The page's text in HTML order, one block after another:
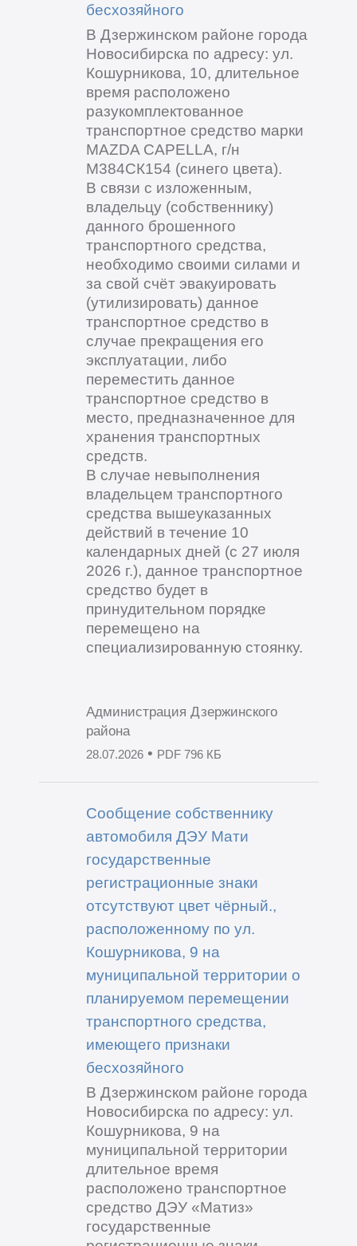
бесхозяйного
В Дзержинском районе города
Новосибирска по адресу: ул.
Кошурникова, 10, длительное
время расположено
разукомплектованное
транспортное средство марки
MAZDA CAPELLA, г/н
М384СК154 (синего цвета).
В связи с изложенным,
владельцу (собственнику)
данного брошенного
транспортного средства,
необходимо своими силами и
за свой счёт эвакуировать
(утилизировать) данное
транспортное средство в
случае прекращения его
эксплуатации, либо
переместить данное
транспортное средство в
место, предназначенное для
хранения транспортных
средств.
В случае невыполнения
владельцем транспортного
средства вышеуказанных
действий в течение 10
календарных дней (с 27 июля
2026 г.), данное транспортное
средство будет в
принудительном порядке
перемещено на
специализированную стоянку.
Администрация Дзержинского
района
28.07.2026• PDF 796 КБ
Сообщение собственнику
автомобиля ДЭУ Мати
государственные
регистрационные знаки
отсутствуют цвет чёрный.,
расположенному по ул.
Кошурникова, 9 на
муниципальной территории о
планируемом перемещении
транспортного средства,
имеющего признаки
бесхозяйного
В Дзержинском районе города
Новосибирска по адресу: ул.
Кошурникова, 9 на
муниципальной территории
длительное время
расположено транспортное
средство ДЭУ «Матиз»
государственные